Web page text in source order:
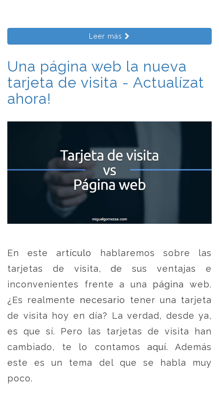
Leer más
Una página web la nueva
tarjeta de visita - Actualízat
ahora!
En este artículo hablaremos sobre las
tarjetas de visita, de sus ventajas e
inconvenientes frente a una página web.
¿Es realmente necesario tener una tarjeta
de visita hoy en día? La verdad, desde ya,
es que sí. Pero las tarjetas de visita han
cambiado, te lo contamos aquí. Además
este es un tema del que se habla muy
poco.